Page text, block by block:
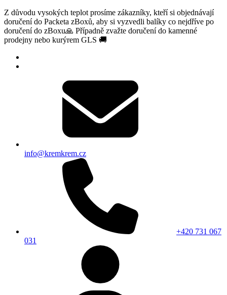
Z důvodu vysokých teplot prosíme zákazníky, kteří si objednávají
doručení do Packeta zBoxů, aby si vyzvedli balíky co nejdříve po
doručení do zBoxu🙏 Případně zvažte doručení do kamenné
prodejny nebo kurýrem GLS 🚚
info@kremkrem.cz
+420 731 067
031